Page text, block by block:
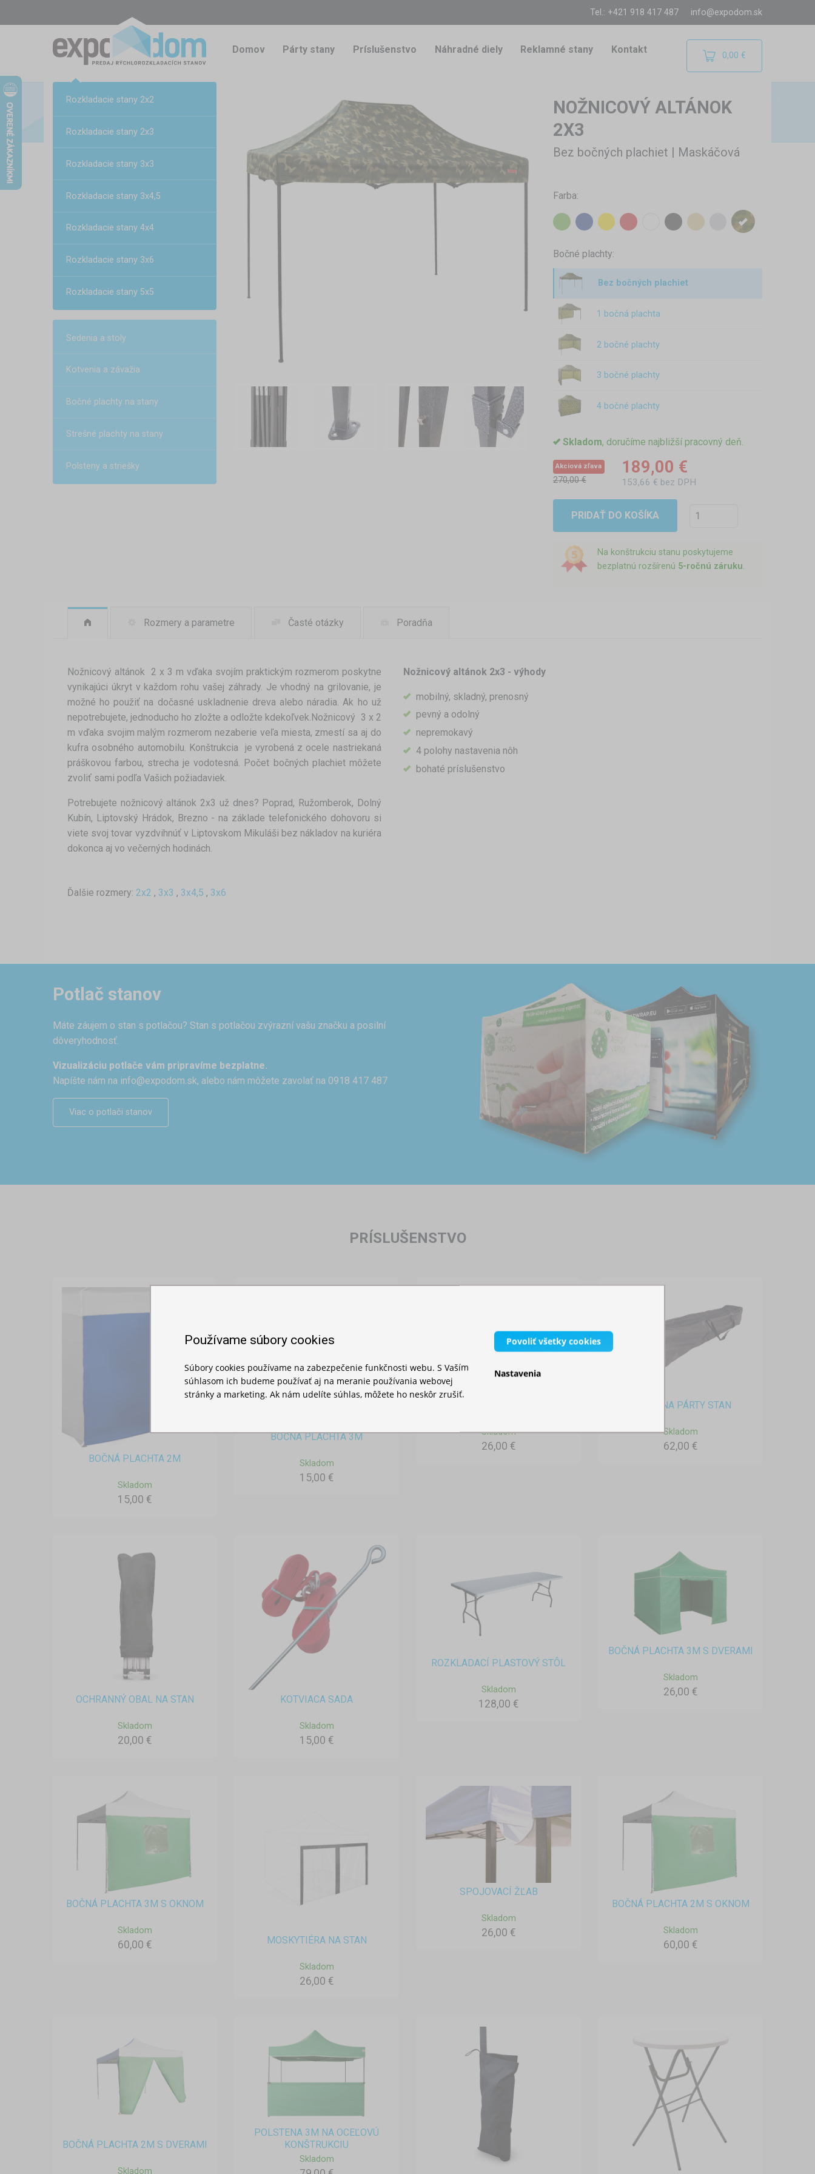
Tel.: +421 918 417 487 info@expodom.sk
Domov Párty stany Príslušenstvo Náhradné diely Reklamné stany Kontakt 0,00 €
Rozkladacie stany 2x2
Rozkladacie stany 2x3
Rozkladacie stany 3x3
Rozkladacie stany 3x4,5
Rozkladacie stany 4x4
Rozkladacie stany 3x6
Rozkladacie stany 5x5
Sedenia a stoly
Kotvenia a závažia
Bočné plachty na stany
Strešné plachty na stany
Polsteny a striešky
NOŽNICOVÝ ALTÁNOK
2X3
Bez bočných plachiet | Maskáčová
Farba:
Bočné plachty:
Bez bočných plachiet
1 bočná plachta
2 bočné plachty
3 bočné plachty
4 bočné plachty
Skladom, doručíme najbližší pracovný deň.
Akciová zľava
270,00 €
189,00 €
153,66 € bez DPH
PRIDAŤ DO KOŠÍKA
Na konštrukciu stanu poskytujeme
bezplatnú rozšírenú 5-ročnú záruku.
Rozmery a parametre Časté otázky Poradňa
Nožnicový altánok 2 x 3 m vďaka svojím praktickým rozmerom poskytne
vynikajúci úkryt v každom rohu vašej záhrady. Je vhodný na grilovanie, je
možné ho použiť na dočasné uskladnenie dreva alebo náradia. Ak ho už
nepotrebujete, jednoducho ho zložte a odložte kdekoľvek.Nožnicový 3 x 2
m vďaka svojim malým rozmerom nezaberie veľa miesta, zmestí sa aj do
kufra osobného automobilu. Konštrukcia je vyrobená z ocele nastriekaná
práškovou farbou, strecha je vodotesná. Počet bočných plachiet môžete
zvoliť sami podľa Vašich požiadaviek.
Potrebujete nožnicový altánok 2x3 už dnes? Poprad, Ružomberok, Dolný
Kubín, Liptovský Hrádok, Brezno - na základe telefonického dohovoru si
viete svoj tovar vyzdvihnúť v Liptovskom Mikuláši bez nákladov na kuriéra
dokonca aj vo večerných hodinách.
Nožnicový altánok 2x3 - výhody
mobilný, skladný, prenosný
pevný a odolný
nepremokavý
4 polohy nastavenia nôh
bohaté príslušenstvo
Ďalšie rozmery: 2x2 , 3x3 , 3x4,5 , 3x6
Potlač stanov
Máte záujem o stan s potlačou? Stan s potlačou zvýrazní vašu značku a posilní
dôveryhodnosť.
Vizualizáciu potlače vám pripravíme bezplatne.
Napíšte nám na info@expodom.sk, alebo nám môžete zavolať na 0918 417 487
Viac o potlači stanov
PRÍSLUŠENSTVO
BOČNÁ PLACHTA 2M
Skladom
15,00 €
BOČNÁ PLACHTA 3M
Skladom
15,00 €
Skladom
26,00 €
TAŠKA NA PÁRTY STAN
Skladom
62,00 €
OCHRANNÝ OBAL NA STAN
Skladom
20,00 €
KOTVIACA SADA
Skladom
15,00 €
ROZKLADACÍ PLASTOVÝ STÔL
Skladom
128,00 €
BOČNÁ PLACHTA 3M S DVERAMI
Skladom
26,00 €
BOČNÁ PLACHTA 3M S OKNOM
Skladom
60,00 € MOSKYTIÉRA NA STAN
Skladom
26,00 €
SPOJOVACÍ ŽĽAB
Skladom
26,00 €
BOČNÁ PLACHTA 2M S OKNOM
Skladom
60,00 €
BOČNÁ PLACHTA 2M S DVERAMI
Skladom
POLSTENA 3M NA OCEĽOVÚ
KONŠTRUKCIU
Skladom
Používame súbory cookies
Súbory cookies používame na zabezpečenie funkčnosti webu. S Vaším
súhlasom ich budeme používať aj na meranie používania webovej
stránky a marketing. Ak nám udelíte súhlas, môžete ho neskôr zrušiť.
Povoliť všetky cookies
Nastavenia